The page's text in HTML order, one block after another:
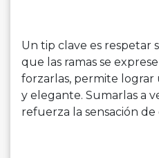
Un tip clave es respetar
que las ramas se
forzarlas, permite
y elegante. Sumarlas a
refuerza la sensación